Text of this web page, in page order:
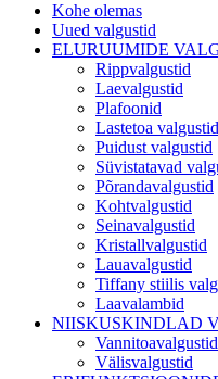
Kohe olemas
Uued valgustid
ELURUUMIDE
Rippvalgustid
Laevalgustid
Plafoonid
Lastetoa valgustid
Puidust valgustid
Süvistatavad
Põrandavalgustid
Kohtvalgustid
Seinavalgustid
Kristallvalgustid
Lauavalgustid
Tiffany stiilis
Laavalambid
NIISKUSKINDLAD
Vannitoavalgustid
Välisvalgustid